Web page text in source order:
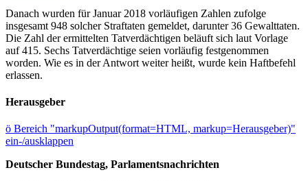
Danach wurden für Januar 2018 vorläufigen Zahlen zufolge
insgesamt 948 solcher Straftaten gemeldet, darunter 36 Gewalttaten.
Die Zahl der ermittelten Tatverdächtigen beläuft sich laut Vorlage
auf 415. Sechs Tatverdächtige seien vorläufig festgenommen
worden. Wie es in der Antwort weiter heißt, wurde kein Haftbefehl
erlassen.
Herausgeber
ö Bereich "markupOutput(format=HTML, markup=Herausgeber)"
ein-/ausklappen
Deutscher Bundestag, Parlamentsnachrichten